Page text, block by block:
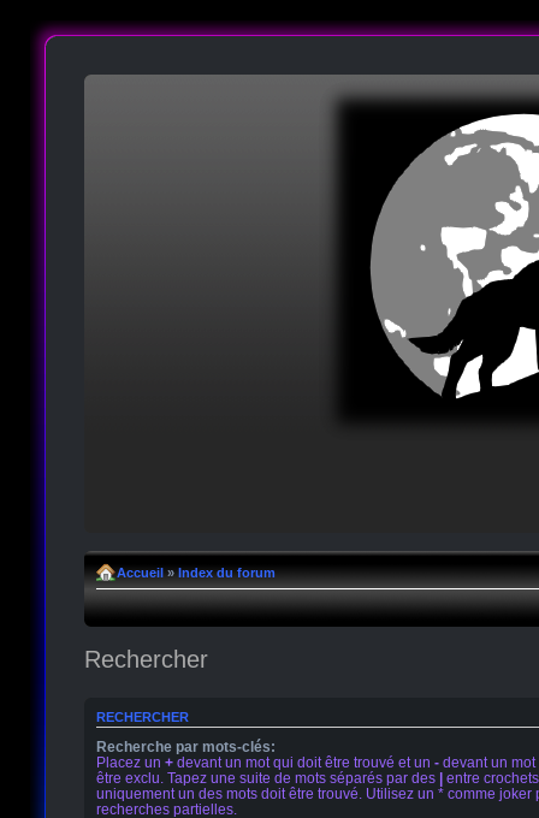
Accueil » Index du forum
Rechercher
RECHERCHER
Recherche par mots-clés:
Placez un + devant un mot qui doit être trouvé et un - devant un mot
être exclu. Tapez une suite de mots séparés par des | entre
uniquement un des mots doit être trouvé. Utilisez un * comme joker
recherches partielles.